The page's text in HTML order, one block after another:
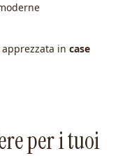
in case
per i tuoi